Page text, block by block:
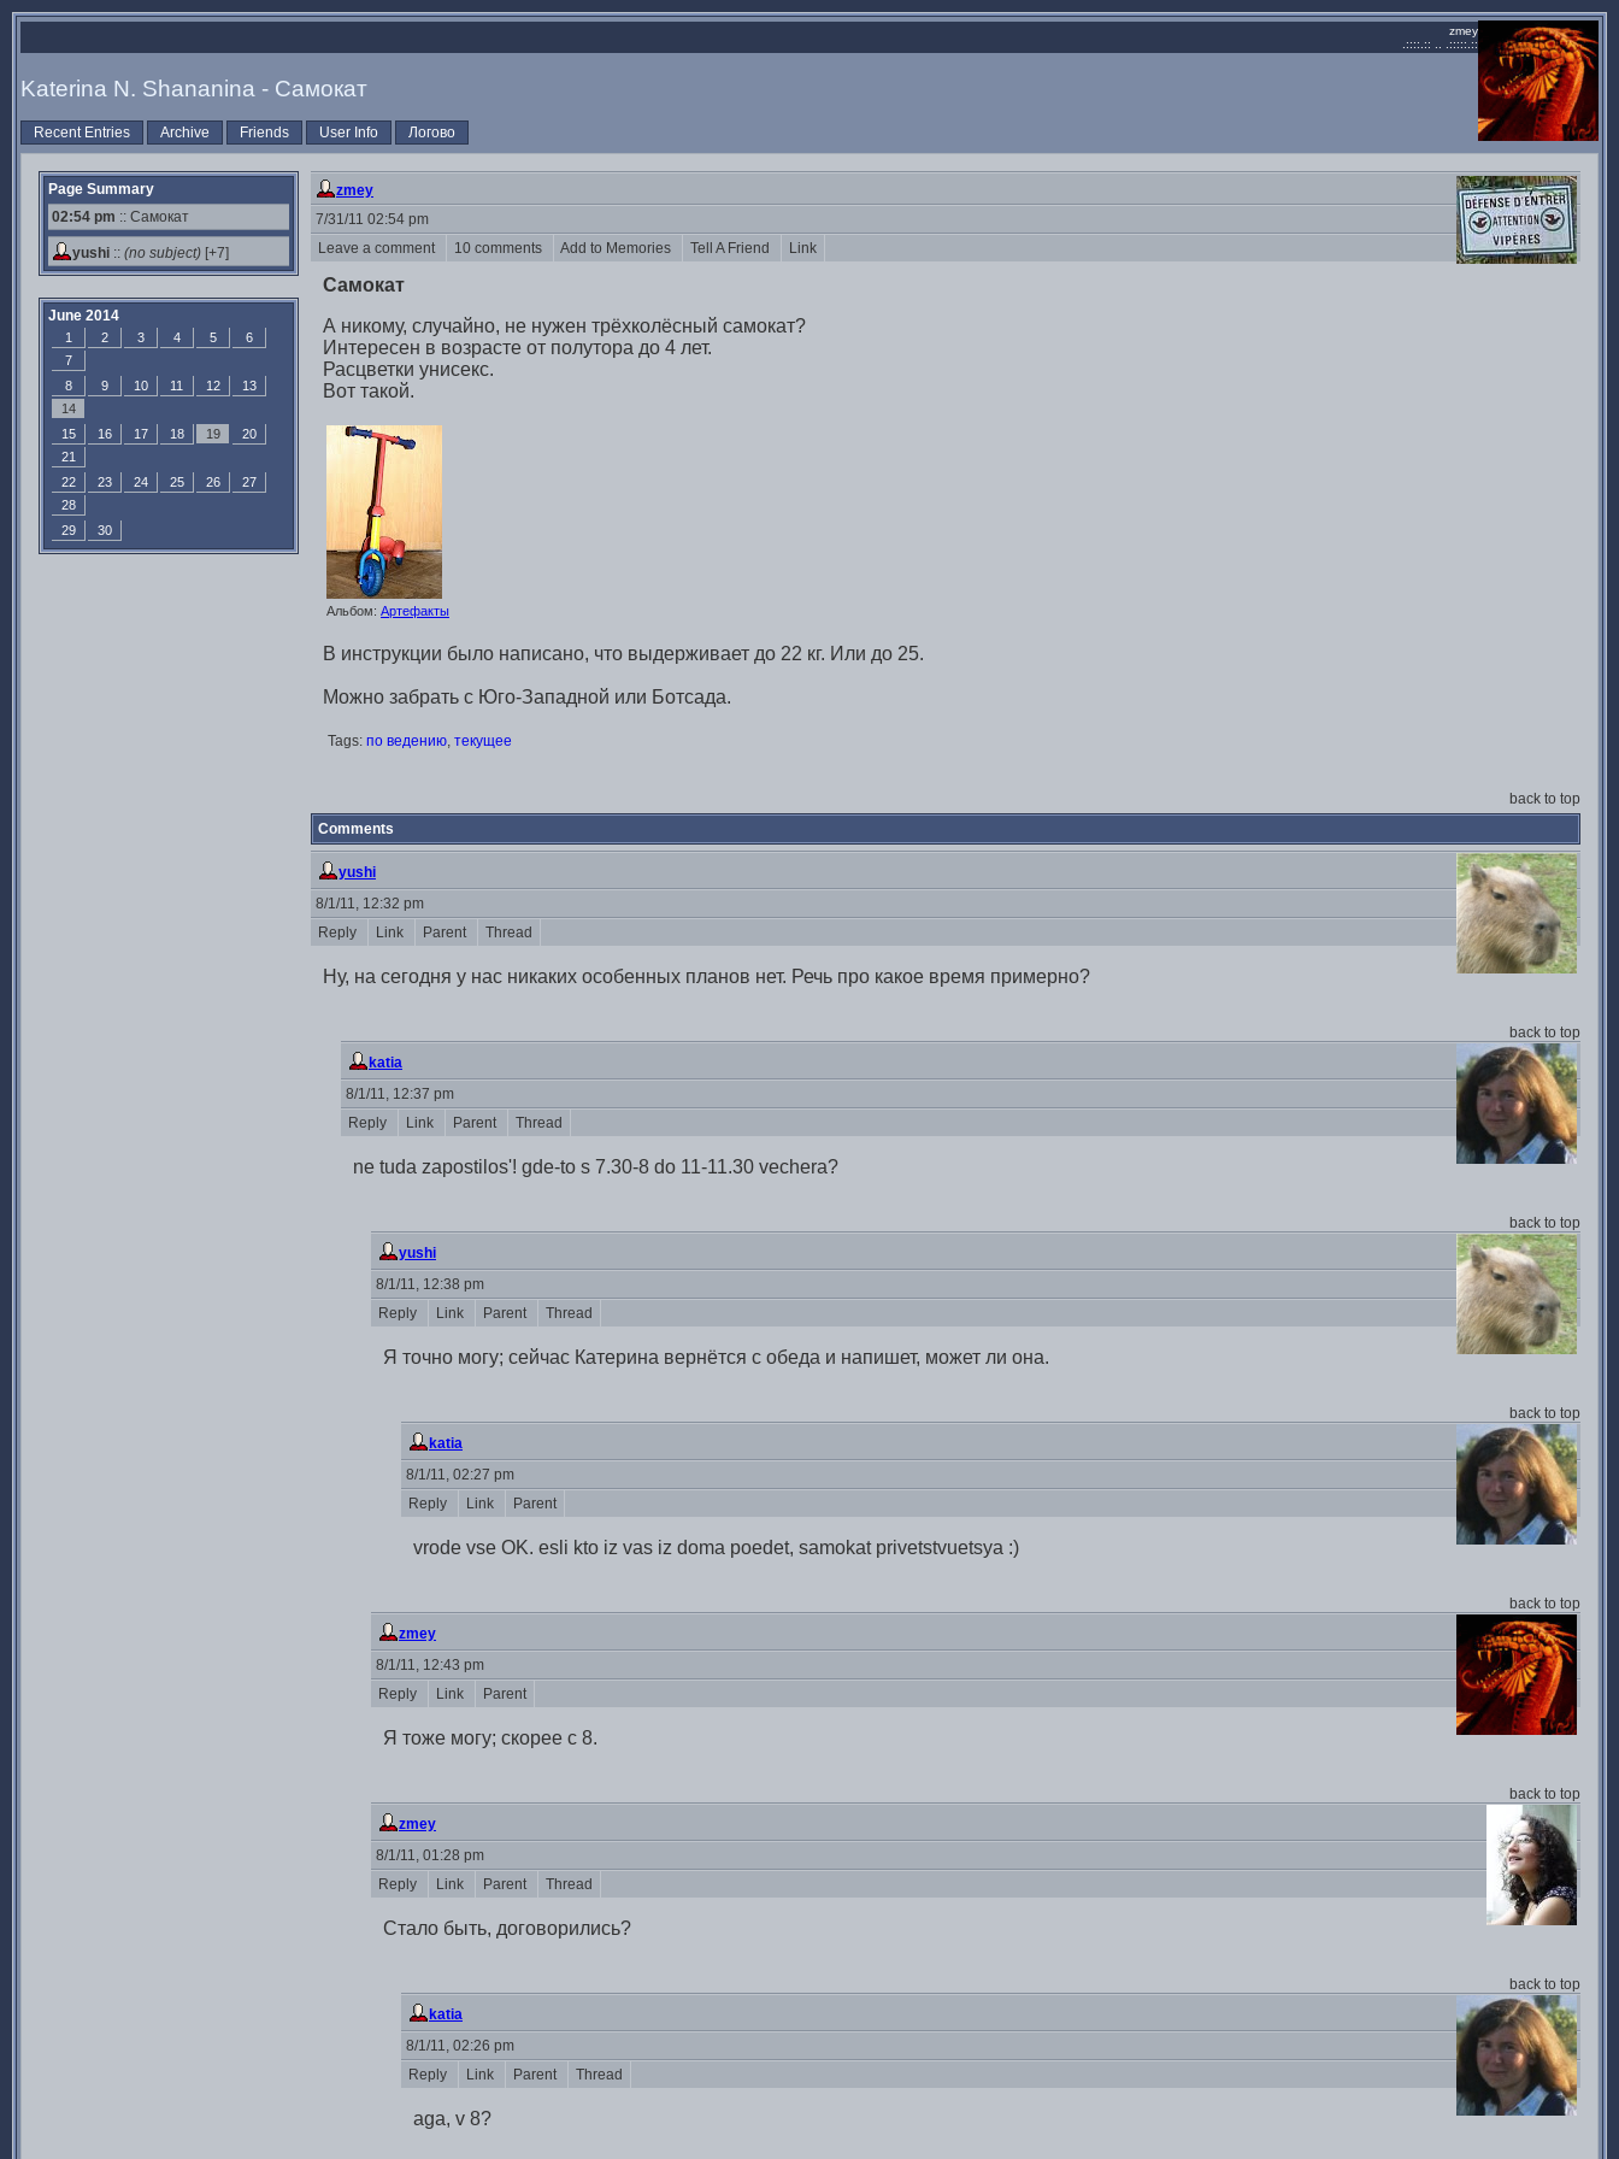
zmey
.::::.:: .. .:::::.::
Katerina N. Shananina - Самокат
Recent Entries Archive Friends User Info Логово
Page Summary
02:54 pm :: Самокат
yushi :: (no subject) [+7]
June 2014
1 2 3 4 5
6
7
8
9 10 11 12
13
14
15
16 17 18 19
20
21
22
23 24 25 26
27
28
29
30
zmey
7/31/11 02:54 pm
Leave a comment
10 comments Add to Memories Tell A Friend Link
Самокат
А никому, случайно, не нужен трёхколёсный самокат?
Интересен в возрасте от полутора до 4 лет.
Расцветки унисекс.
Вот такой.
Альбом: Артефакты
В инструкции было написано, что выдерживает до 22 кг. Или до 25.
Можно забрать с Юго-Западной или Ботсада.
Tags: по ведению, текущее
back to top
Comments
yushi
8/1/11, 12:32 pm
Reply
Link Parent Thread
Ну, на сегодня у нас никаких особенных планов нет. Речь про какое время примерно?
back to top
katia
8/1/11, 12:37 pm
Reply
Link Parent Thread
ne tuda zapostilos'! gde-to s 7.30-8 do 11-11.30 vechera?
back to top
yushi
8/1/11, 12:38 pm
Reply
Link Parent Thread
Я точно могу; сейчас Катерина вернётся с обеда и напишет, может ли она.
back to top
katia
8/1/11, 02:27 pm
Reply
Link Parent
vrode vse OK. esli kto iz vas iz doma poedet, samokat privetstvuetsya :)
back to top
zmey
8/1/11, 12:43 pm
Reply
Link Parent
Я тоже могу; скорее с 8.
back to top
zmey
8/1/11, 01:28 pm
Reply
Link Parent Thread
Стало быть, договорились?
back to top
katia
8/1/11, 02:26 pm
Reply
Link Parent Thread
aga, v 8?